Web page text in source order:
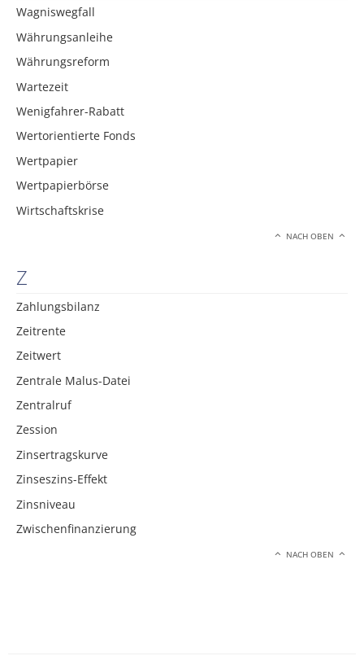
Wagniswegfall
Währungsanleihe
Währungsreform
Wartezeit
Wenigfahrer-Rabatt
Wertorientierte Fonds
Wertpapier
Wertpapierbörse
Wirtschaftskrise
NACH OBEN
Z
Zahlungsbilanz
Zeitrente
Zeitwert
Zentrale Malus-Datei
Zentralruf
Zession
Zinsertragskurve
Zinseszins-Effekt
Zinsniveau
Zwischenfinanzierung
NACH OBEN